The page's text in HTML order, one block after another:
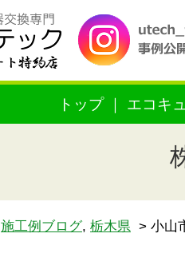
トップ エコキ
施工例ブログ, 栃木県 小山